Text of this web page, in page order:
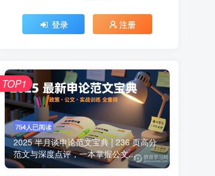
登录 注册
754人已阅读
2025 半月谈申论范文宝典 | 236 页高分
范文与深度点评，一本掌握公文...
TOP1